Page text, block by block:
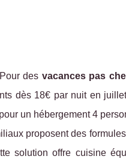
des vacances pas
dès 18€ par nuit en
un hébergement 4
proposent des
solution offre cuisine